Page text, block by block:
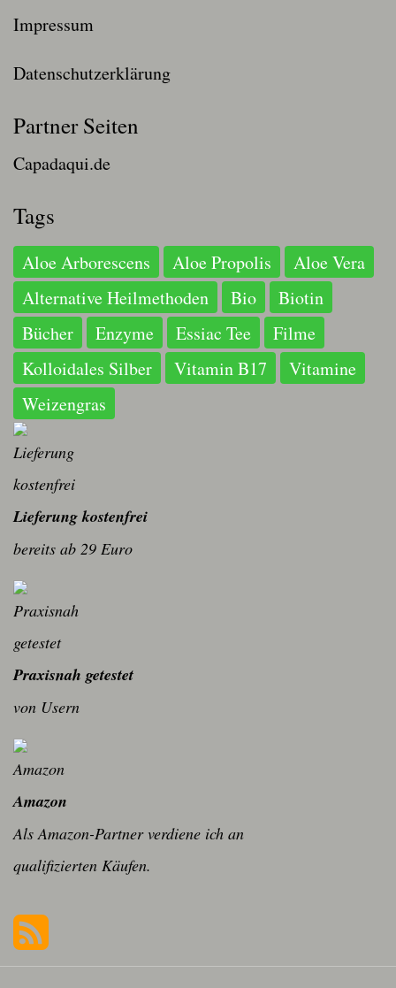
Impressum
Datenschutzerklärung
Partner Seiten
Capadaqui.de
Tags
Aloe Arborescens Aloe Propolis
Aloe Vera
Alternative Heilmethoden
Bio
Biotin
Bücher
Enzyme Essiac Tee
Filme
Kolloidales Silber
Vitamin B17
Vitamine
Weizengras
Lieferung kostenfrei
bereits ab 29 Euro
Praxisnah getestet
von Usern
Amazon
Als Amazon-Partner verdiene ich an
qualifizierten Käufen.